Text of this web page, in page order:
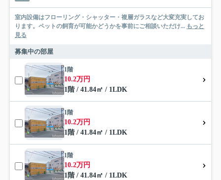
室内設備はフローリング・シャッター・複層ガラスなど大変充実してお
ります。ペットの飼育が可能かどうかを事前にご相談いただけ... もっと
見る
募集中の部屋
1階
10.2万円
1階 / 41.84㎡ / 1LDK
1階
10.2万円
1階 / 41.84㎡ / 1LDK
1階
10.2万円
1階 / 41.84㎡ / 1LDK